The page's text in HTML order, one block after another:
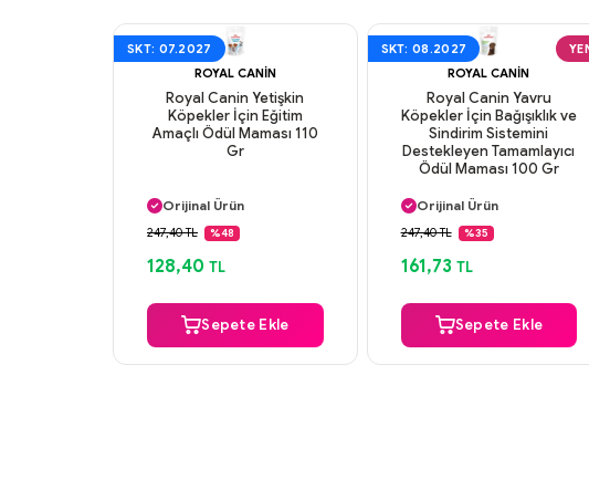
SKT: 07.2027
ROYAL CANIN
Royal Canin Yetişkin
Köpekler İçin Eğitim
Amaçlı Ödül Maması 110
Gr
Orijinal Ürün
Güvenli Ödeme
247,40 TL %48
128,40 TL
Sepete Ekle
SKT: 08.2027
ROYAL CANIN
Royal Canin Yavru
Köpekler İçin Bağışıklık ve
Sindirim Sistemini
Destekleyen Tamamlayıcı
Ödül Maması 100 Gr
Orijinal Ürün
Güvenli Ödeme
247,40 TL %35
161,73 TL
Sepete Ekle